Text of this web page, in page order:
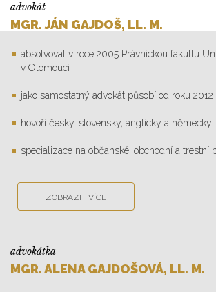
advokát
MGR. JÁN GAJDOŠ, LL. M.
absolvoval v roce 2005 Právnickou fakultu
v Olomouci
jako samostatný advokát působí od roku 2012
hovoří česky, slovensky, anglicky a německy
specializace na občanské, obchodní a trestní
ZOBRAZIT VÍCE
advokátka
MGR. ALENA GAJDOŠOVÁ, LL. M.